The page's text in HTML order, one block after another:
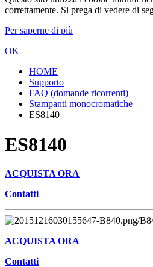
correttamente. Si prega di vedere di
Per saperne di più
OK
HOME
Supporto
FAQ (domande ricorrenti)
Stampanti monocromatiche
ES8140
ES8140
ACQUISTA ORA
Contatti
ACQUISTA ORA
Contatti